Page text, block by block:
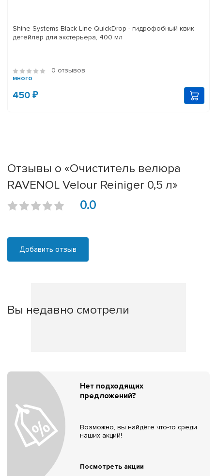
Shine Systems Black Line QuickDrop - гидрофобный квик
детейлер для экстерьера, 400 мл
0 отзывов
много
450 ₽
Отзывы о «Очиститель велюра
RAVENOL Velour Reiniger 0,5 л»
0.0
Добавить отзыв
Вы недавно смотрели
Нет подходящих
предложений?
Возможно, вы найдёте что-то среди
наших акций!
Посмотреть акции